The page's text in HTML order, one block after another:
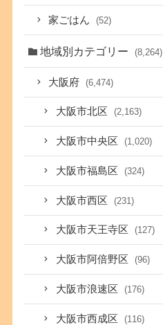
家ごはん (52)
地域別カテゴリー (8,264)
大阪府 (6,474)
大阪市北区 (2,163)
大阪市中央区 (1,020)
大阪市福島区 (324)
大阪市西区 (231)
大阪市天王寺区 (127)
大阪市阿倍野区 (96)
大阪市浪速区 (176)
大阪市西成区 (116)